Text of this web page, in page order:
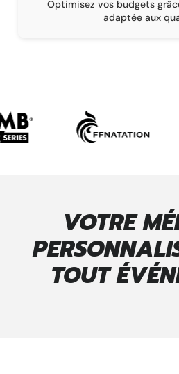
Optimisez vos budgets grâce à une
adaptée aux quantités
VOTRE
TOUT